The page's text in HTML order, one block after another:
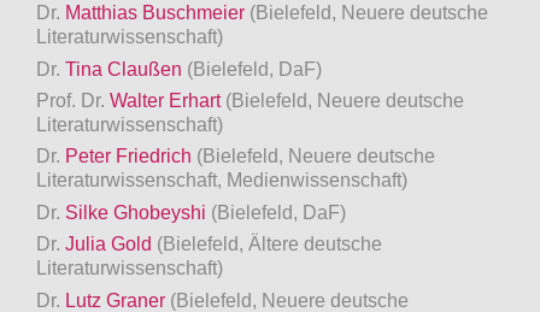
Dr. Matthias Buschmeier (Bielefeld, Neuere deutsche
Literaturwissenschaft)
Dr. Tina Claußen (Bielefeld, DaF)
Prof. Dr. Walter Erhart (Bielefeld, Neuere deutsche
Literaturwissenschaft)
Dr. Peter Friedrich (Bielefeld, Neuere deutsche
Literaturwissenschaft, Medienwissenschaft)
Dr. Silke Ghobeyshi (Bielefeld, DaF)
Dr. Julia Gold (Bielefeld, Ältere deutsche
Literaturwissenschaft)
Dr. Lutz Graner (Bielefeld, Neuere deutsche